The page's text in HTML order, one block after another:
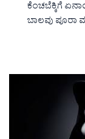
ಕೆಂಚಬೆಕ್ಕಿಗೆ
ಬಾಲವು ಪೂರಾ